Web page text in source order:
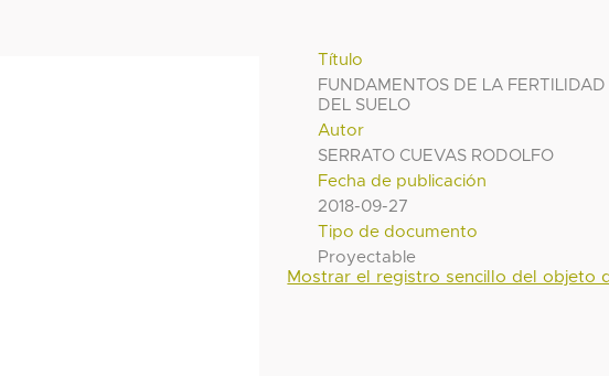
Título
FUNDAMENTOS DE LA FERTILIDAD
DEL SUELO
Autor
SERRATO CUEVAS RODOLFO
Fecha de publicación
2018-09-27
Tipo de documento
Proyectable
Mostrar el registro sencillo del objeto